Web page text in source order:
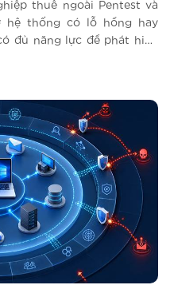
thuê ngoài Pentest và
hệ thống có lỗ hổng hay
đủ năng lực để phát hiện